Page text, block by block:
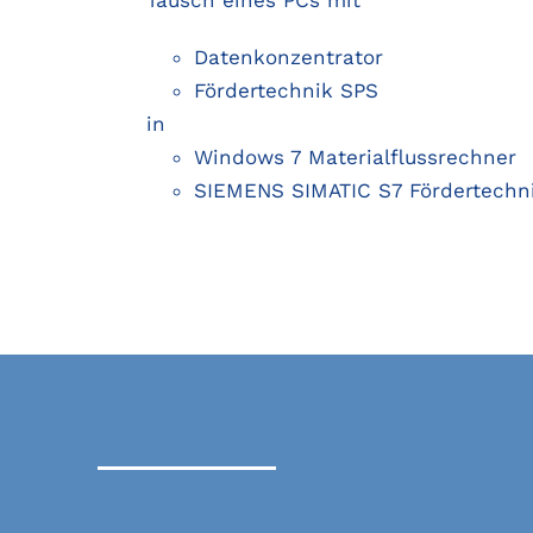
Datenkonzentrator
Fördertechnik SPS
in
Windows 7 Materialflussrechner
SIEMENS SIMATIC S7